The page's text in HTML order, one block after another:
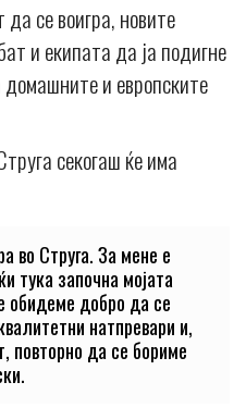
се воигра, новите
и екипата да ја подигне
и европските
секогаш ќе има
во Струга. За мене е
тука започна мојата
обидеме добро да се
натпревари и,
повторно да се бориме